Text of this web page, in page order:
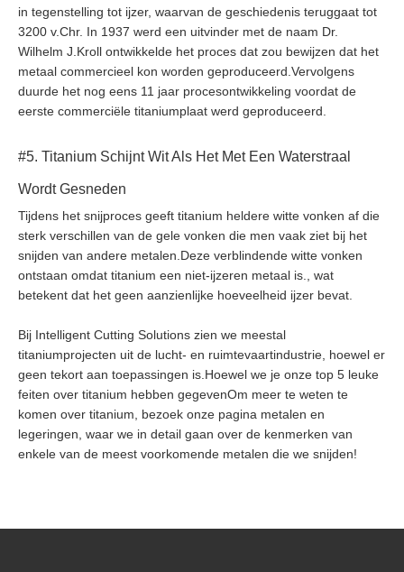
in tegenstelling tot ijzer, waarvan de geschiedenis teruggaat tot
3200 v.Chr. In 1937 werd een uitvinder met de naam Dr.
Wilhelm J.Kroll ontwikkelde het proces dat zou bewijzen dat het
metaal commercieel kon worden geproduceerd.Vervolgens
duurde het nog eens 11 jaar procesontwikkeling voordat de
eerste commerciële titaniumplaat werd geproduceerd.
#5. Titanium Schijnt Wit Als Het Met Een Waterstraal
Wordt Gesneden
Tijdens het snijproces geeft titanium heldere witte vonken af die
sterk verschillen van de gele vonken die men vaak ziet bij het
snijden van andere metalen.Deze verblindende witte vonken
ontstaan omdat titanium een niet-ijzeren metaal is., wat
betekent dat het geen aanzienlijke hoeveelheid ijzer bevat.
Bij Intelligent Cutting Solutions zien we meestal
titaniumprojecten uit de lucht- en ruimtevaartindustrie, hoewel er
geen tekort aan toepassingen is.Hoewel we je onze top 5 leuke
feiten over titanium hebben gegevenOm meer te weten te
komen over titanium, bezoek onze pagina metalen en
legeringen, waar we in detail gaan over de kenmerken van
enkele van de meest voorkomende metalen die we snijden!